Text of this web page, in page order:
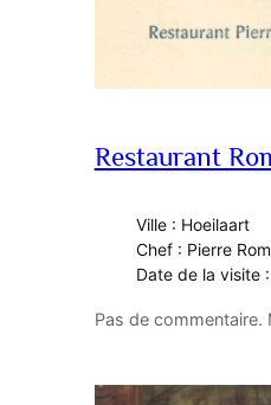
Restaurant
Ville : Hoeilaart
Chef : Pierre
Date de la visite
Pas de commentaire.